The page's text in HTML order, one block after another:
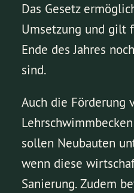
Das Gesetz
Umsetzung und gilt
Ende des Jahres
sind.
Auch die Förderung
sollen Neubauten
wenn diese
Sanierung. Zudem